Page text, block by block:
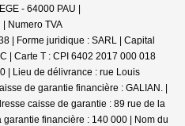
- 64000 PAU |
Numero TVA
| Forme juridique : SARL | Capital
| Carte T : CPI 6402 2017 000 018
| Lieu de délivrance : rue Louis
de garantie financière : GALIAN. |
caisse de garantie : 89 rue de la
financière : 140 000 | Nom du